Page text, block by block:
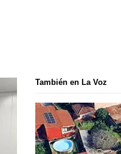
También en La Voz